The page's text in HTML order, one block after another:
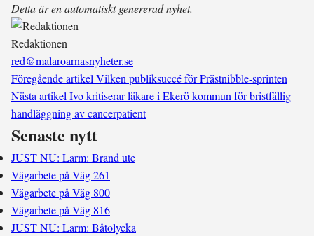
Detta är en automatiskt genererad nyhet.
Redaktionen
red@malaroarnasnyheter.se
Föregående artikel Vilken publiksuccé för Prästnibble-sprinten
Nästa artikel Ivo kritiserar läkare i Ekerö kommun för bristfällig
handläggning av cancerpatient
Senaste nytt
JUST NU: Larm: Brand ute
Vägarbete på Väg 261
Vägarbete på Väg 800
Vägarbete på Väg 816
JUST NU: Larm: Båtolycka